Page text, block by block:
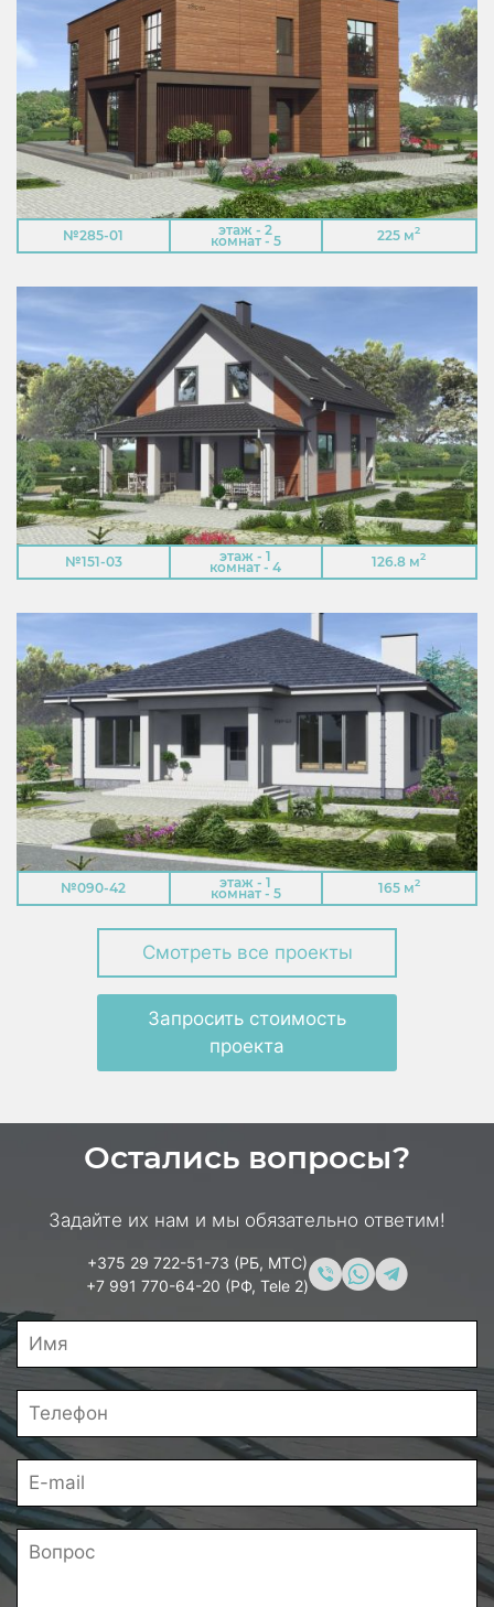
№285-01 этаж - 2
комнат - 5 225 м2
№151-03 этаж - 1
комнат - 4 126.8 м2
№090-42 этаж - 1
комнат - 5 165 м2
Смотреть все проекты
Запросить стоимость
проекта
Остались вопросы?
Задайте их нам и мы обязательно ответим!
+375 29 722-51-73 (РБ, МТС)
+7 991 770-64-20 (РФ, Tele 2)